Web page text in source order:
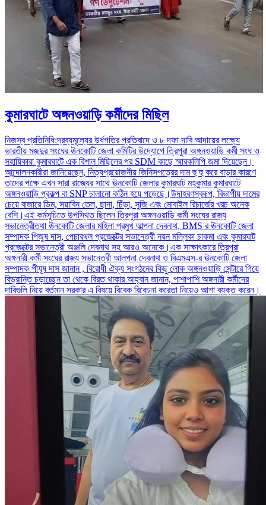
কুমারঘাটে অঙ্গনওয়াড়ি কর্মীদের মিছিল
নিজস্ব প্রতিনিধি:দ্রব্যমূল্যের উর্ধগতির প্রতিবাদে ও ৮ দফা দাবি আদায়ের লক্ষ্যে
ভারতীয় মজদুর সংঘের ঊনকোটি জেলা কমিটির উদ্যোগে ত্রিপুরা অঙ্গনওয়াড়ি কর্মী সংঘ ও
সহায়িকারা কুমারঘাটে এক বিশাল মিছিলের পর SDM কাছে স্মারকলিপি জমা দিয়েছেন।
আন্দোলনকারীরা জানিয়েছেন, নিত্যপ্রয়োজনীয় জিনিসপত্রের দাম হু হু করে বাড়ার কারণে
তাদের পক্ষে এখন সারা রাজ্যের সাথে ঊনকোটি জেলার কুমারঘাট মহকুমার কুমারঘাটে
অঙ্গনওয়াড়ি প্রকল্প বা SNP চালানো কঠিন হয়ে পড়েছে।উদাহরণস্বরূপ, বিভাগীয় দামের
চেয়ে বাজারে ডিম, সয়াবিন তেল, ছানা, চিঁড়া, সুজি এবং মোবাইল রিচার্জের খরচ অনেক
বেশি।এই কর্মসূচিতে উপস্থিত ছিলেন ত্রিপুরা অঙ্গনওয়াড়ি কর্মী সংঘের রাজ্য
সভানেত্রীতথা ঊনকোটি জেলার মহিলা প্রমুখ আল্পনা দেবনাথ, BMS র ঊনকোটি জেলা
সম্পাদক পিজুষ দাস, পেচারথল প্রজেক্টের সভানেত্রী নয়ন মল্লিকা চাকমা এবং কুমারঘাট
প্রজেক্টের সভানেত্রী অঞ্জলি দেবনাথ সহ আরও অনেকে।এক সাক্ষাৎকারে ত্রিপুরা
অঙ্গনারী কর্মী সংঘের রাজ্য সভানেত্রী আলপনা দেবনাথ ও বিএমএস-র ঊনকোটি জেলা
সম্পাদক পীযূষ দাস জানান , বিরোধী ঐক্য সংগঠনের কিছু লোক অঙ্গনওয়াড়ি সেন্টারে গিয়ে
বিভ্রান্তি চড়াচ্ছেন তা থেকে বিরত থাকার আহ্বান জানান, পাশাপাশি অঙ্গনারী কর্মীদের
দাবিগুলি নিয়ে বর্তমান সরকার এ বিষয়ে বিবেক বিবেচনা করেতা নিয়েও আশা ব্যক্ত করেন।